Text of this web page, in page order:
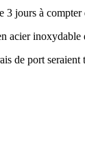
jours à
acier
de port